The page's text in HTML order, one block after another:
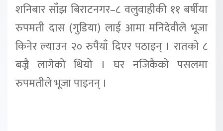
शनिबार साँझ बिराटनगर–८ वलुवाहीकी ११ बर्षीया
रुपमती दास (गुडिया) लाई आमा मनिदेवीले भूजा
किनेर ल्याउन २० रुपैयाँ दिएर पठाइन् । रातको ८
बज्नै लागेको थियो । घर नजिकैको पसलमा
रुपमतीले भूजा पाइनन् ।